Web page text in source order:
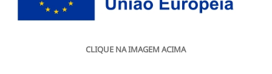
CLIQUE NA IMAGEM ACIMA